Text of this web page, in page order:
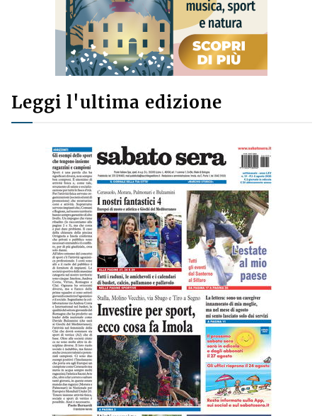
Leggi l'ultima edizione